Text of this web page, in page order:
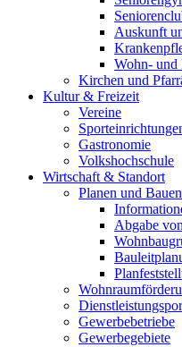
Auskunft
Wohn- und
Kirchen und
Kultur & Freizeit
Vereine
Gastronomie
Volkshochschule
Wirtschaft & Standort
Planen und Bauen
Abgabe
Gewerbebetriebe
Gewerbegebiete